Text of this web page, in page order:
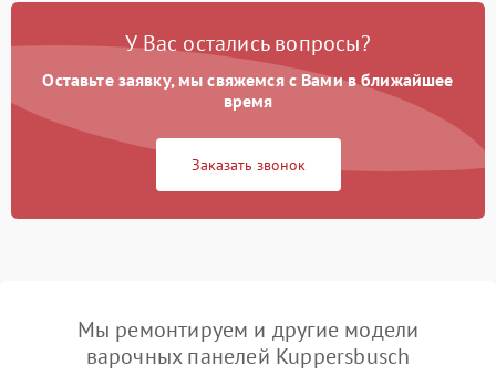
У Вас остались вопросы?
Оставьте заявку, мы свяжемся с Вами в ближайшее
время
Заказать звонок
Мы ремонтируем и другие модели
варочных панелей Kuppersbusch